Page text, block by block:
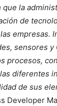
la
de
empresas.
sensores y
procesos,
diferentes
de sus
Developer